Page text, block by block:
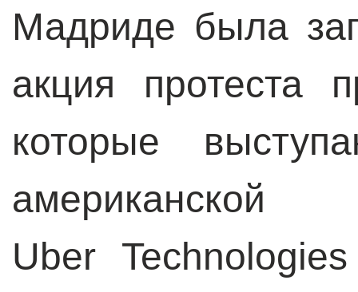
Мадриде была
акция протеста
которые
Uber